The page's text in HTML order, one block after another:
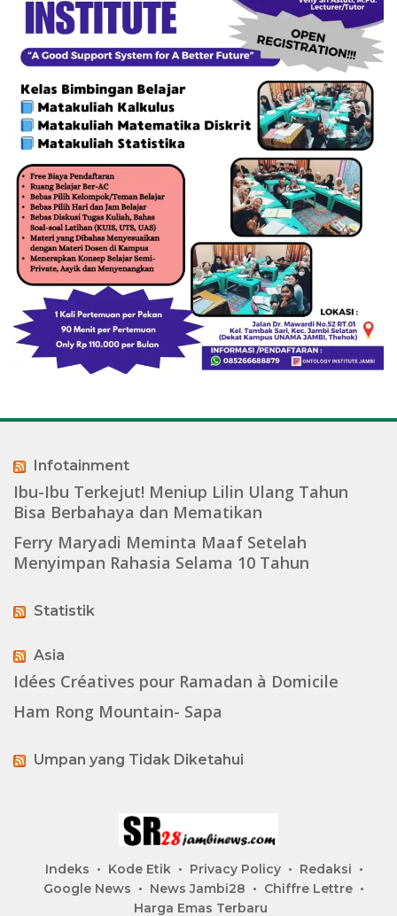
Infotainment
Ibu-Ibu Terkejut! Meniup Lilin Ulang Tahun
Bisa Berbahaya dan Mematikan
Ferry Maryadi Meminta Maaf Setelah
Menyimpan Rahasia Selama 10 Tahun
Statistik
Asia
Idées Créatives pour Ramadan à Domicile
Ham Rong Mountain- Sapa
Umpan yang Tidak Diketahui
Indeks Kode Etik Privacy Policy
Redaksi
Google News
News Jambi28
Chiffre Lettre
Harga Emas Terbaru